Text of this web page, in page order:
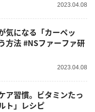
2023.04.08
気になる「カーペッ
方法 #NSファーファ研
2023.04.08
ア習慣。ビタミンたっ
ト」レシピ